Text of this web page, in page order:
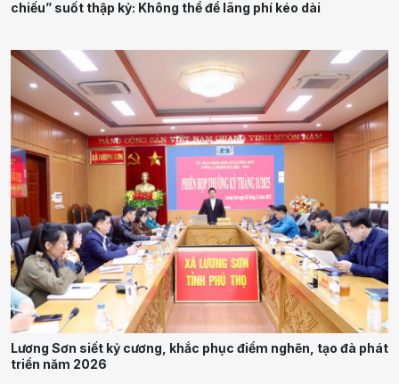
chiếu” suốt thập kỷ: Không thể để lãng phí kéo dài
Lương Sơn siết kỷ cương, khắc phục điểm nghẽn, tạo đà phát
triển năm 2026